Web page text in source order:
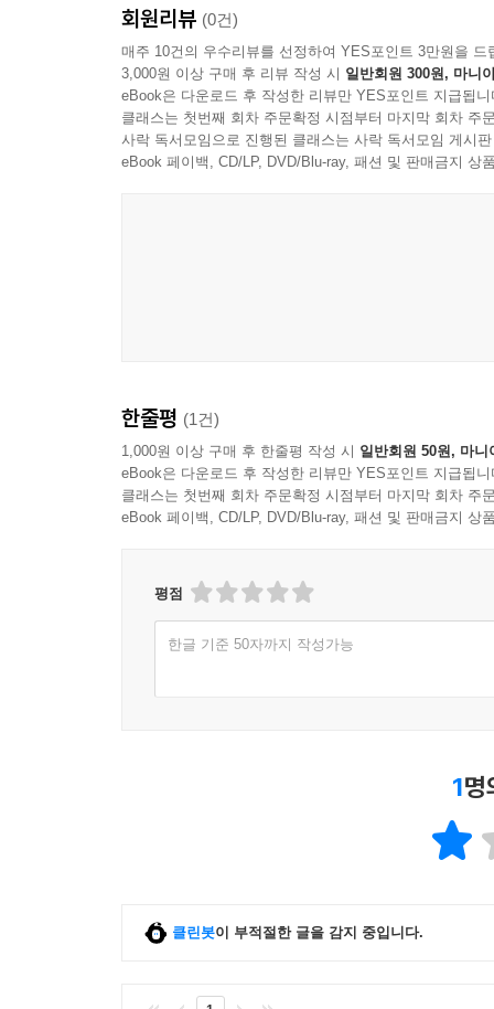
회원리뷰 (0건)
매주 10건의 우수리뷰를 선정하여 YES포인트 3만원을 드
3,000원 이상 구매 후 리뷰 작성 시 일반회원 300원, 마니
eBook은 다운로드 후 작성한 리뷰만 YES포인트 지급됩니
클래스는 첫번째 회차 주문확정 시점부터 마지막 회차 주
사락 독서모임으로 진행된 클래스는 사락 독서모임 게시
eBook 페이백, CD/LP, DVD/Blu-ray, 패션 및 판매금지 상
한줄평 (1건)
1,000원 이상 구매 후 한줄평 작성 시 일반회원 50원, 마니
eBook은 다운로드 후 작성한 리뷰만 YES포인트 지급됩니
클래스는 첫번째 회차 주문확정 시점부터 마지막 회차 주
eBook 페이백, CD/LP, DVD/Blu-ray, 패션 및 판매금지 상
평점
한글 기준 50자까지 작성가능
1명
클린봇이 부적절한 글을 감지 중입니다.